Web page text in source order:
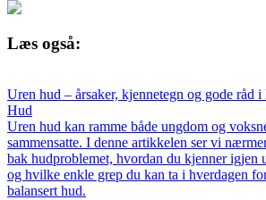
Læs også:
Uren hud – årsaker, kjennetegn og gode råd i
Hud
Uren hud kan ramme både ungdom og
sammensatte. I denne artikkelen ser vi
bak hudproblemet, hvordan du kjenner igjen
og hvilke enkle grep du kan ta i hverdagen
balansert hud.